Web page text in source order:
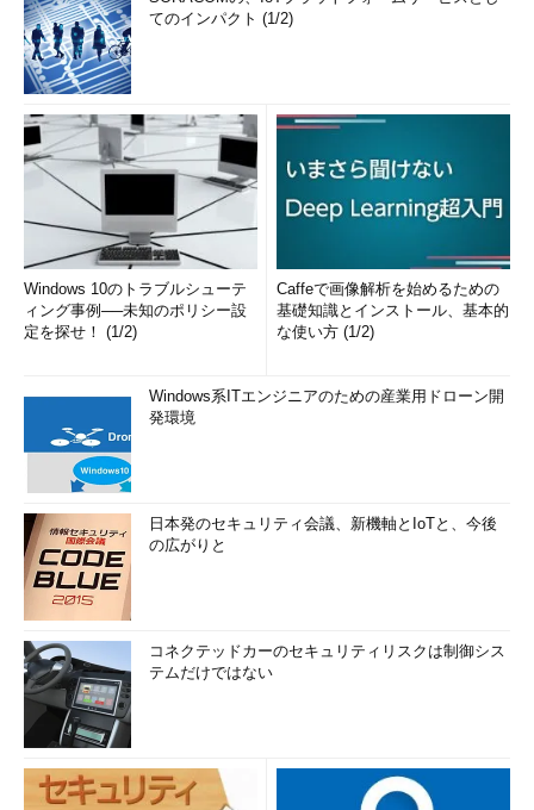
全仮想マシンをエクスポートして、システム・ドライブ以
外の安全な領域へ退避させる。
親パーティションのWindows Server 2008をR2にアップグ
レードするか、R2をクリーン・インストールする。
R2でHyper-V 2.0を有効にし、エクスポートした仮想マシ
ンをインポートする。
ゲストOS内にインストールされている統合コンポーネント
（ICs）を2.0対応バージョンに更新する。
■Hyper-V 2.0で仮想化できるOS
最後にサポートOSについても記述しておこう。マイクロソフ
ト社がHyper-V上での動作を正式サポートするOSは、原則として
から順に追加されていく。Hyper-V 1.0と2.0でサポートOSに違い
はない。つまり、Windows Server 2008 R2はHyper-V 1.0でもサ
ポートされるのだ。
なった。ICs 2.0はXenカーネルが不要になったほか、SUSE
Linux Enterprise Server 11もサポート対象となった。また、2009
年10月からはRed Hat Enterprise Linuxについてもサポートが開
始されている（現在は一部制限あり）。
このように、Hyper-VのサポートOSは流動的であるため、正式
検討する段階であらためて再確認してほしい。なお、最新情報は
日本より更新の早いMicrosoft米国本社のWebサイトから確認し
よう。
Virtualization with Hyper-V: Supported Guest Operating
てのインパクト (1/2)
Windows 10のトラブルシューテ
ィング事例──未知のポリシー設
定を探せ！ (1/2)
Caffeで画像解析を始めるための
基礎知識とインストール、基本的
な使い方 (1/2)
Windows系ITエンジニアのための産業用ドローン開
発環境
日本発のセキュリティ会議、新機軸とIoTと、今後
の広がりと
コネクテッドカーのセキュリティリスクは制御シス
テムだけではない